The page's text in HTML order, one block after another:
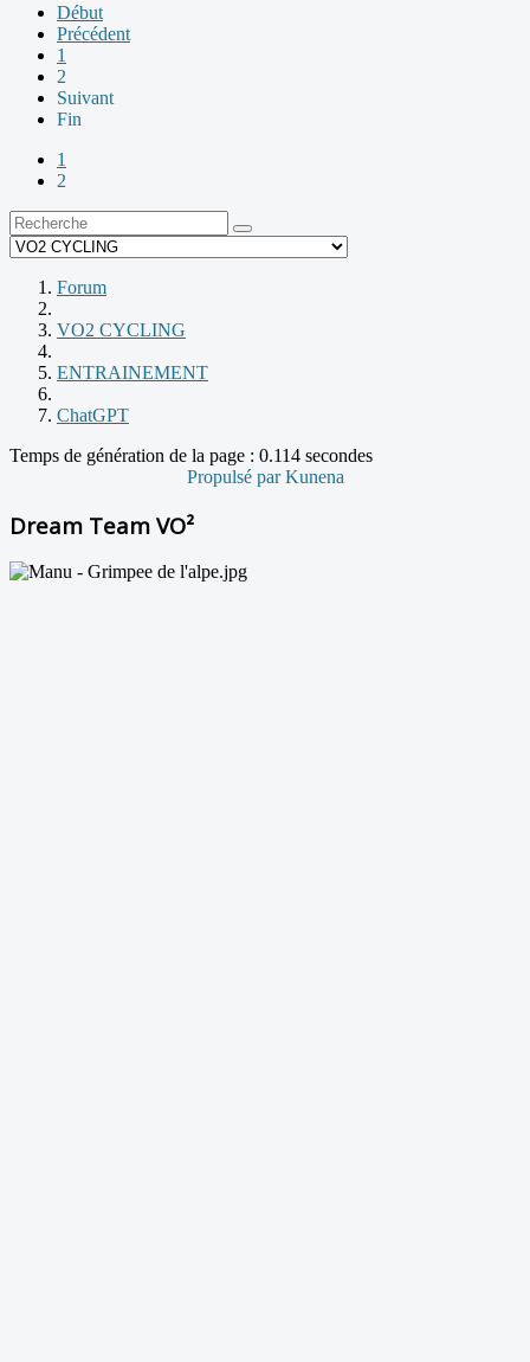
Début
Précédent
1
2
Suivant
Fin
1
2
Forum
VO2 CYCLING
ENTRAINEMENT
ChatGPT
Temps de génération de la page : 0.114 secondes
Propulsé parKunena
Dream Team VO²